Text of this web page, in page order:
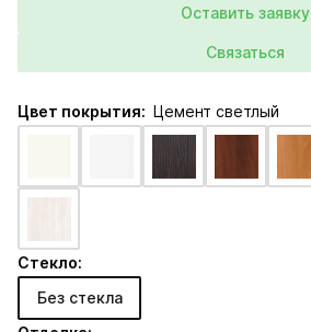
Оставить заявку
Связаться
Цвет покрытия: Цемент светлый
Стекло:
Без стекла